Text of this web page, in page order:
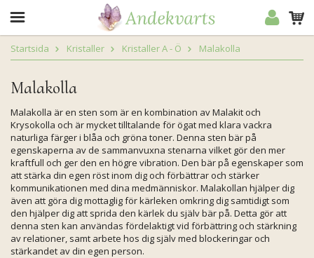
Startsida Kristaller Kristaller A - Ö Malakolla
Malakolla
Malakolla är en sten som är en kombination av Malakit och
Krysokolla och är mycket tilltalande för ögat med klara vackra
naturliga färger i blåa och gröna toner. Denna sten bär på
egenskaperna av de sammanvuxna stenarna vilket gör den mer
kraftfull och ger den en högre vibration. Den bär på egenskaper som
att stärka din egen röst inom dig och förbättrar och stärker
kommunikationen med dina medmänniskor. Malakollan hjälper dig
även att göra dig mottaglig för kärleken omkring dig samtidigt som
den hjälper dig att sprida den kärlek du själv bär på. Detta gör att
denna sten kan användas fördelaktigt vid förbättring och stärkning
av relationer, samt arbete hos dig själv med blockeringar och
stärkandet av din egen person.